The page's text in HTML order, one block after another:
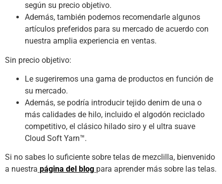
según su precio objetivo.
Además, también podemos recomendarle algunos
artículos preferidos para su mercado de acuerdo con
nuestra amplia experiencia en ventas.
Sin precio objetivo:
Le sugeriremos una gama de productos en función de
su mercado.
Además, se podría introducir tejido denim de una o
más calidades de hilo, incluido el algodón reciclado
competitivo, el clásico hilado siro y el ultra suave
Cloud Soft Yarn™.
Si no sabes lo suficiente sobre telas de mezclilla, bienvenido
a nuestra página del blog para aprender más sobre las telas.